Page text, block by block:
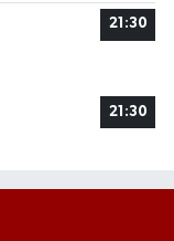
21:30
21:30